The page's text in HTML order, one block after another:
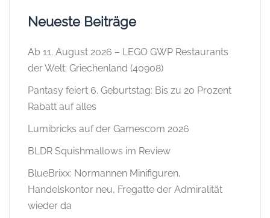
Neueste Beiträge
Ab 11. August 2026 – LEGO GWP Restaurants
der Welt: Griechenland (40908)
Pantasy feiert 6. Geburtstag: Bis zu 20 Prozent
Rabatt auf alles
Lumibricks auf der Gamescom 2026
BLDR Squishmallows im Review
BlueBrixx: Normannen Minifiguren,
Handelskontor neu, Fregatte der Admiralität
wieder da